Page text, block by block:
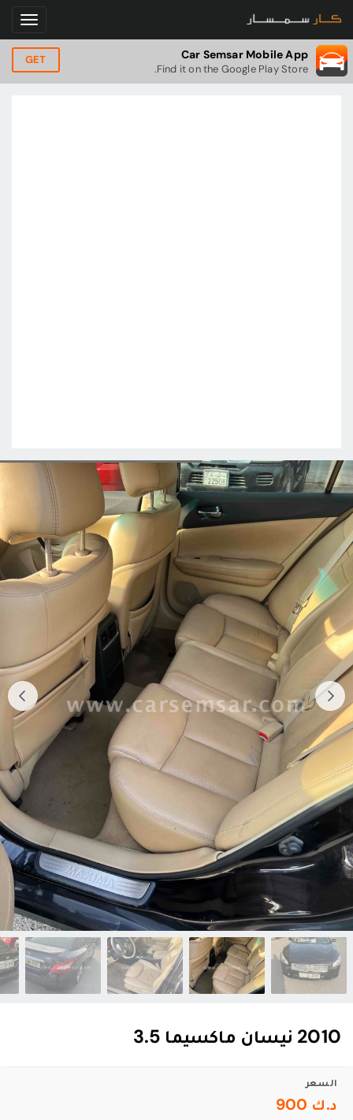
Car Semsar Mobile App
Find it on the Google Play Store.
GET
2010 نيسان ماكسيما 3.5
السعر
د.ك 900